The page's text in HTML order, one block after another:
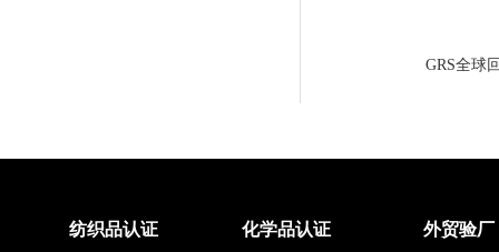
GRS全球
纺织品认证 化学品认证 外贸验厂